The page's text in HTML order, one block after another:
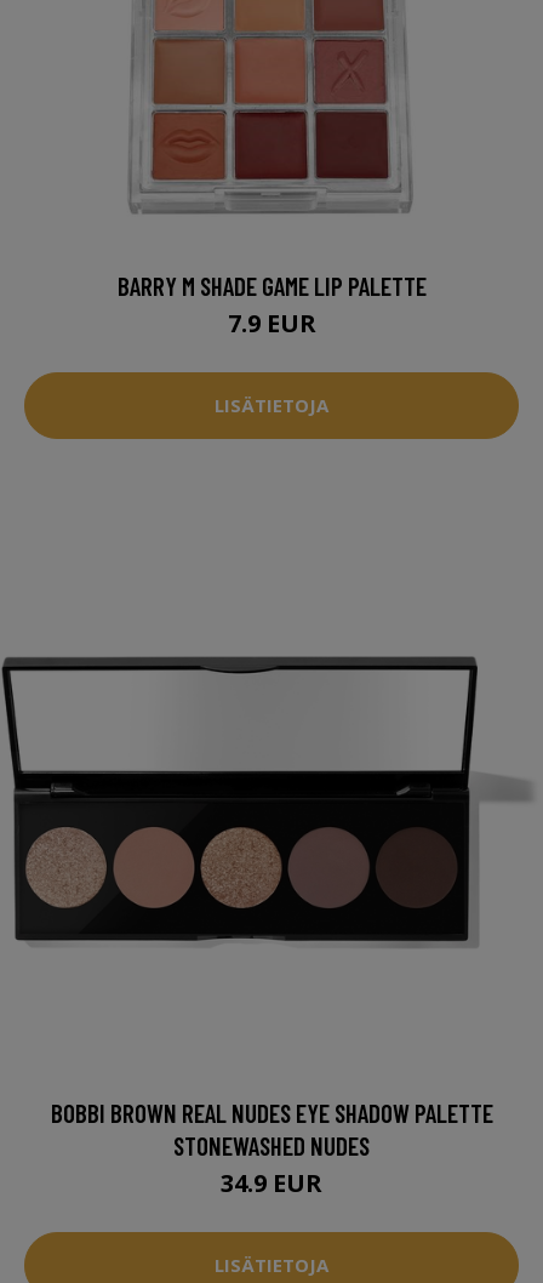
BARRY M SHADE GAME LIP PALETTE
7.9 EUR
LISÄTIETOJA
BOBBI BROWN REAL NUDES EYE SHADOW PALETTE
STONEWASHED NUDES
34.9 EUR
LISÄTIETOJA